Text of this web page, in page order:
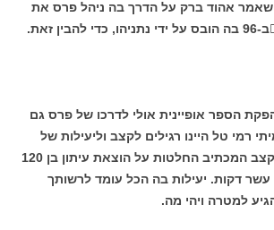
אהוד ברק על הדרך בה ניהל פרס את
ב-96 בה הובס על ידי נתניהו, כדי להבין זאת.
הספר אופיינית אולי לדרכו של פרס גם
רמי טל היינו רגילים לקצב וליעילות של
המכתיב החלטות על הוצאת עיתון בן 120
דקות. יעילות בה הכל עומד לרשותך
למטרה ויהי מה.